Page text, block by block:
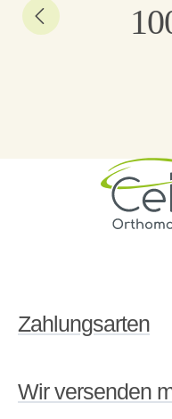
Zahlungsarten
Wir versenden